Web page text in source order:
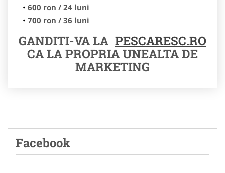
600 ron / 24 luni
700 ron / 36 luni
GANDITI-VA LA PESCARESC.RO
CA LA PROPRIA UNEALTA DE
MARKETING
Facebook